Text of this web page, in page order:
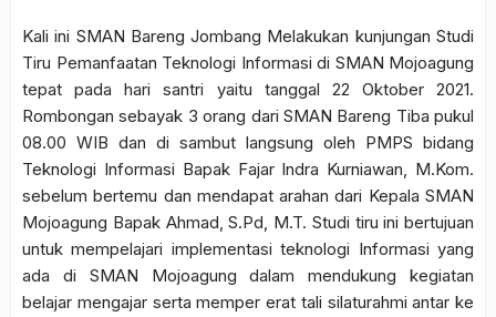
Kali ini SMAN Bareng Jombang Melakukan kunjungan Studi
Tiru Pemanfaatan Teknologi Informasi di SMAN Mojoagung
tepat pada hari santri yaitu tanggal 22 Oktober 2021.
Rombongan sebayak 3 orang dari SMAN Bareng Tiba pukul
08.00 WIB dan di sambut langsung oleh PMPS bidang
Teknologi Informasi Bapak Fajar Indra Kurniawan, M.Kom.
sebelum bertemu dan mendapat arahan dari Kepala SMAN
Mojoagung Bapak Ahmad, S.Pd, M.T. Studi tiru ini bertujuan
untuk mempelajari implementasi teknologi Informasi yang
ada di SMAN Mojoagung dalam mendukung kegiatan
belajar mengajar serta memper erat tali silaturahmi antar ke